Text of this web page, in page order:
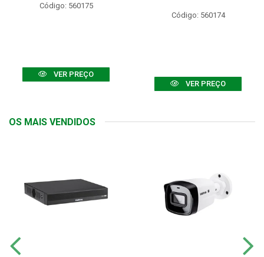
Código: 560175
VER PREÇO
Código: 560174
VER PREÇO
OS MAIS VENDIDOS